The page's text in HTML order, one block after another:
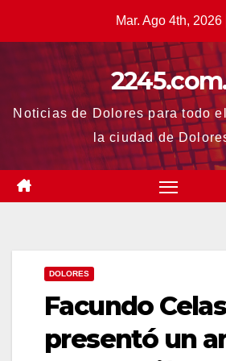
Mar. Ago 4th, 2026
Noticias de Dolores para todo
la ciudad de
DOLORES
Facundo
presentó un